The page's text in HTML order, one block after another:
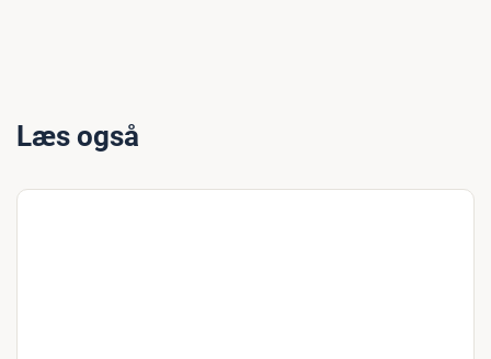
Læs også